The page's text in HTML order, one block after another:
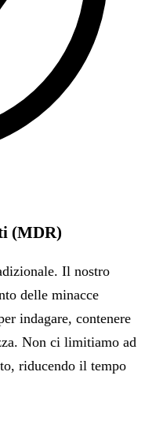
(MDR)
Il nostro
delle minacce
indagare, contenere
Non ci limitiamo ad
riducendo il tempo